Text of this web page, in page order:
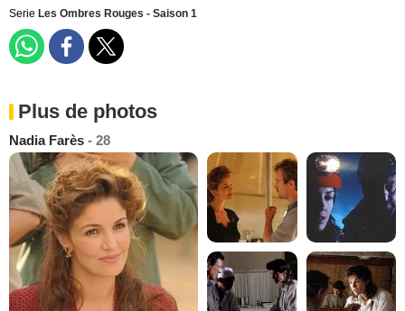
Serie Les Ombres Rouges - Saison 1
Plus de photos
Nadia Farès - 28